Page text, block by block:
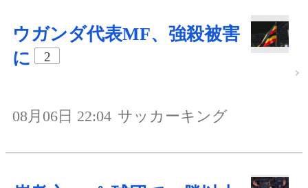
ウガンダ代表MF、強殺被害
に
2
08月06日 22:04 サッカーキング